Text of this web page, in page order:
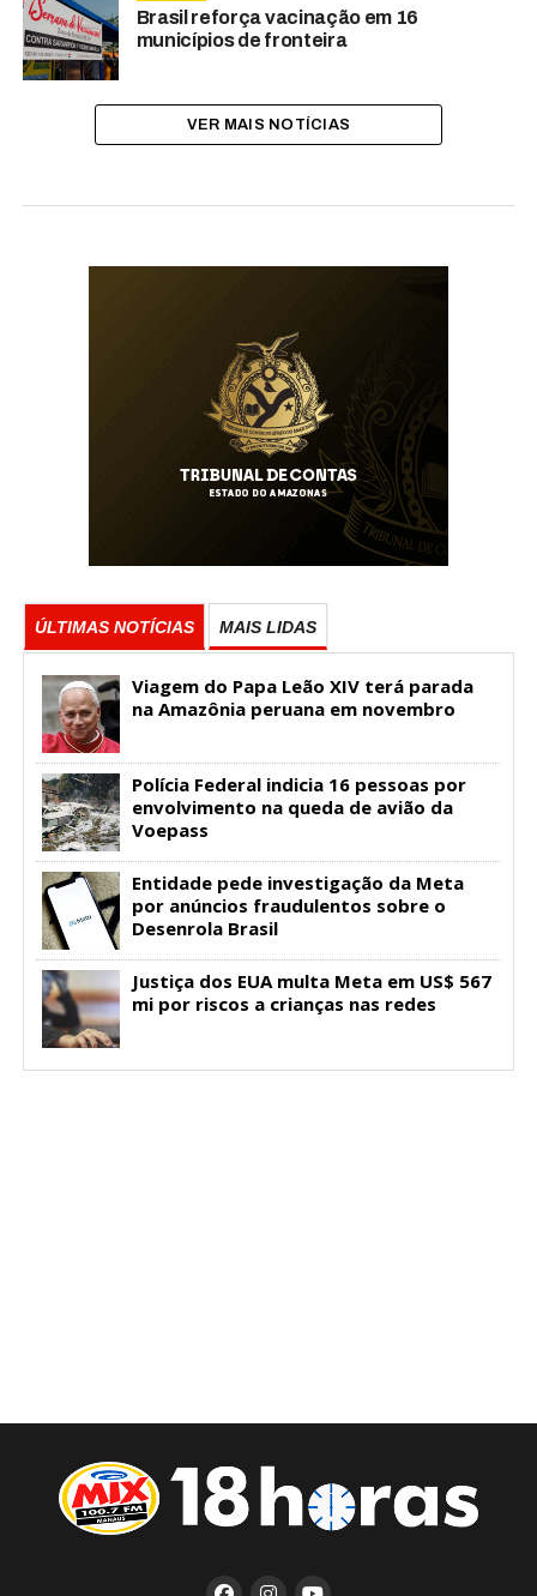
Brasil reforça vacinação em 16
municípios de fronteira
VER MAIS NOTÍCIAS
ÚLTIMAS NOTÍCIAS MAIS LIDAS
Viagem do Papa Leão XIV terá parada
na Amazônia peruana em novembro
Polícia Federal indicia 16 pessoas por
envolvimento na queda de avião da
Voepass
Entidade pede investigação da Meta
por anúncios fraudulentos sobre o
Desenrola Brasil
Justiça dos EUA multa Meta em US$ 567
mi por riscos a crianças nas redes